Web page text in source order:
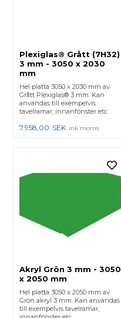
Plexiglas® Grått (7H32)
3 mm - 3050 x 2030
mm
Hel platta 3050 x 2030 mm av
Grått Plexiglas® 3 mm. Kan
användas till exempelvis
tavelramar, innanfönster etc.
7.958,00 SEK ink moms
Akryl Grön 3 mm - 3050
x 2050 mm
Hel platta 3050 x 2050 mm av
Grön akryl 3 mm. Kan användas
till exempelvis tavelramar,